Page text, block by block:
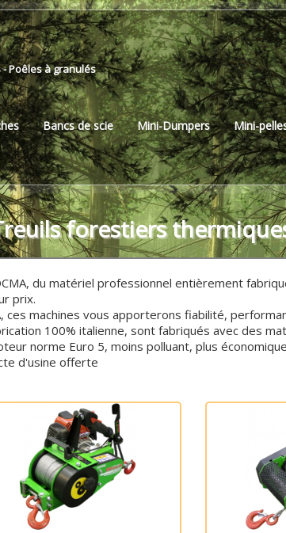
Poêles à granulés
Bancs de scie Mini-Dumpers Mini-
forestiers
du matériel professionnel entièrement
prix.
ces machines vous apporterons fiabilité,
100% italienne, sont fabriqués avec des
norme Euro 5, moins polluant, plus
d'usine offerte